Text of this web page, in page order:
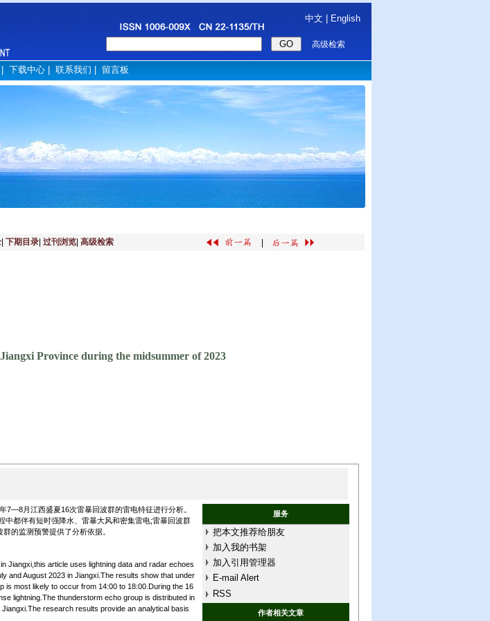
中文 English
高级检索
下载中心 联系我们 留言板
下期目录 过刊浏览 高级检索
Province during the midsummer of 2023
月江西盛夏16次雷暴回波群的雷电特征进行分析。
都伴有短时强降水、雷暴大风和密集雷电;雷暴回波群
的监测预警提供了分析依据。
服务
把本文推荐给朋友
加入我的书架
加入引用管理器
E-mail Alert
RSS
作者相关文章
Jiangxi,this article uses lightning data and radar echoes
and August 2023 in Jiangxi.The results show that under
is most likely to occur from 14:00 to 18:00.During the 16
lightning.The thunderstorm echo group is distributed in
research results provide an analytical basis